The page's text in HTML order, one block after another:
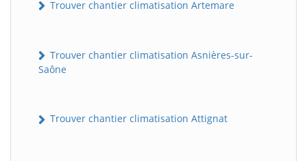
Trouver chantier climatisation Artemare
Trouver chantier climatisation Asnières-sur-
Saône
Trouver chantier climatisation Attignat